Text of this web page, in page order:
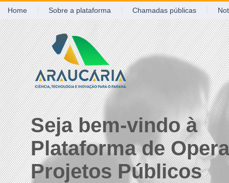
Home Sobre a plataforma Chamadas públicas
Seja bem-vindo à
Plataforma de
Projetos Públicos